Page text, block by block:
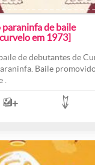
de baile
em 1973]
de debutantes de
Baile